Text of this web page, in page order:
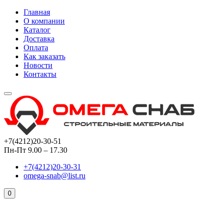
Главная
О компании
Каталог
Доставка
Оплата
Как заказать
Новости
Контакты
+7(4212)20-30-51
Пн-Пт 9.00 – 17.30
+7(4212)20-30-31
omega-snab@list.ru
0